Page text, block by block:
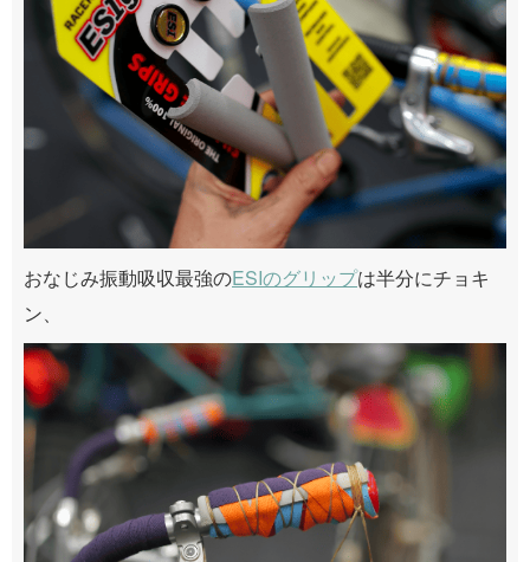
おなじみ振動吸収最強のESIのグリップは半分にチョキ
ン、